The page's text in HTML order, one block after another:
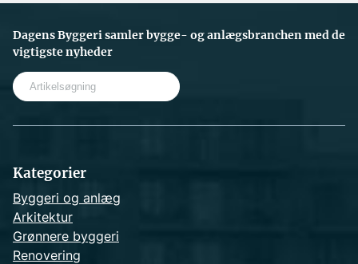
Dagens Byggeri samler bygge- og anlægsbranchen med de
vigtigste nyheder
Kategorier
Byggeri og anlæg
Arkitektur
Grønnere byggeri
Renovering